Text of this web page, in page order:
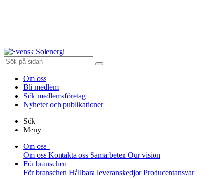
Om oss
Bli medlem
Sök medlemsföretag
Nyheter och publikationer
Sök
Meny
Om oss
Om oss Kontakta oss Samarbeten Our vision
För branschen
För branschen Hållbara leveranskedjor Producentansvar